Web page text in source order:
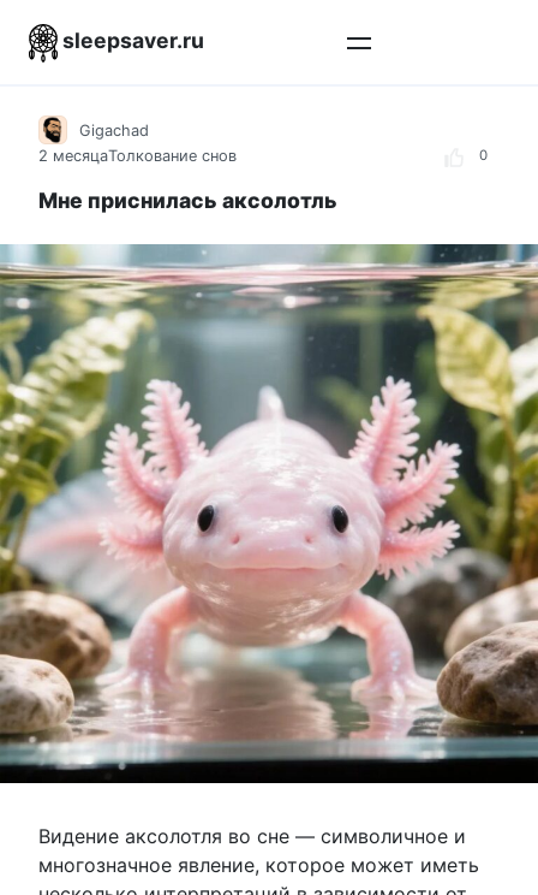
sleepsaver.ru
0
Gigachad
2 месяцаТолкование снов
Мне приснилась аксолотль
Видение аксолотля во сне — символичное и
многозначное явление, которое может иметь